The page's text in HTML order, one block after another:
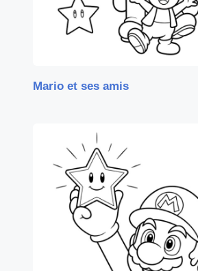
Mario et ses amis